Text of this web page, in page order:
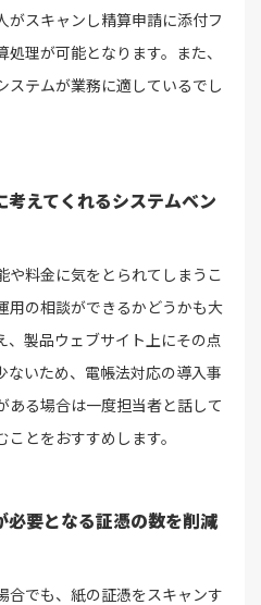
がスキャンし精算申請に添付フ
理が可能となります。また、
ステムが業務に適しているでし
考えてくれるシステムベン
や料金に気をとられてしまうこ
用の相談ができるかどうかも大
、製品ウェブサイト上にその点
ないため、電帳法対応の導入事
ある場合は一度担当者と話して
とをおすすめします。
必要となる証憑の数を削減
合でも、紙の証憑をスキャンす